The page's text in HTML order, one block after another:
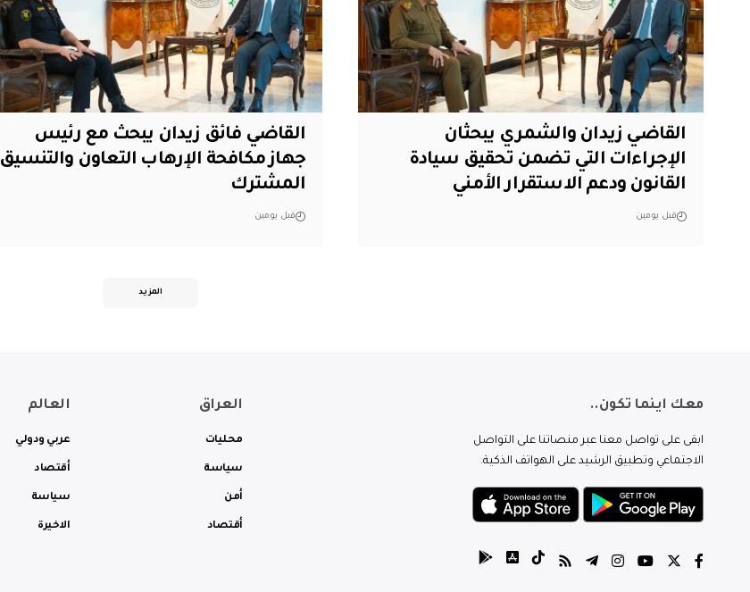
القاضي زيدان والشمري يبحثان
الإجراءات التي تضمن تحقيق سيادة
القانون ودعم الاستقرار الأمني
قبل يومين
القاضي فائق زيدان يبحث مع رئيس
جهاز مكافحة الإرهاب التعاون والتنسيق
المشترك
قبل يومين
المزيد
معك اينما تكون..
ابقى على تواصل معنا عبر منصاتنا على التواصل
الاجتماعي وتطبيق الرشيد على الهواتف الذكية.
العراق
محليات
سياسة
أمن
أقتصاد
العالم
عربي ودولي
أقتصاد
سياسة
الاخيرة